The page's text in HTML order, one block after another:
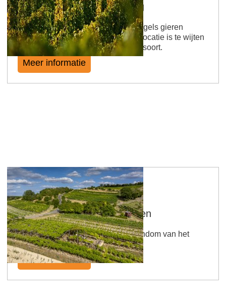
Sankt Johanner Geyersberg
In de middeleeuwen werden roofvogels gieren
genoemd. De naamgeving van de locatie is te wijten
aan het voorkomen van deze vogelsoort.
Meer informatie
Sankt Johanner Klostergarten
De naam is gebaseerd op het eigendom van het
klooster van Nijvel.
Meer informatie